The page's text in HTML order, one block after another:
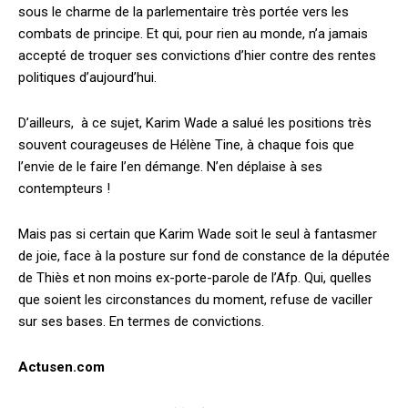
sous le charme de la parlementaire très portée vers les
combats de principe. Et qui, pour rien au monde, n’a jamais
accepté de troquer ses convictions d’hier contre des rentes
politiques d’aujourd’hui.
D’ailleurs, à ce sujet, Karim Wade a salué les positions très
souvent courageuses de Hélène Tine, à chaque fois que
l’envie de le faire l’en démange. N’en déplaise à ses
contempteurs !
Mais pas si certain que Karim Wade soit le seul à fantasmer
de joie, face à la posture sur fond de constance de la députée
de Thiès et non moins ex-porte-parole de l’Afp. Qui, quelles
que soient les circonstances du moment, refuse de vaciller
sur ses bases. En termes de convictions.
Actusen.com